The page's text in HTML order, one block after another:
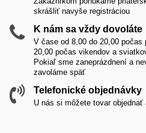
skrášliť navyše registráciou
K nám sa vždy dovoláte
V čase od 8,00 do 20,00
20,00 počas vikendov a
Pokiaľ sme zaneprázdnení a
zavoláme späť
Telefonické objednávky
U nás si môžete tovar